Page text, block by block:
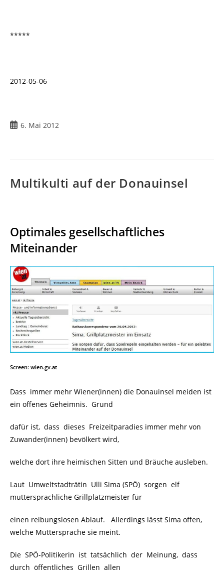
*****
2012-05-06
6. Mai 2012
Multikulti auf der Donauinsel
Optimales gesellschaftliches
Miteinander
Screen: wien.gv.at
Dass immer mehr Wiener(innen) die Donauinsel meiden ist
ein offenes Geheimnis. Grund
dafür ist, dass dieses Freizeitparadies immer mehr von
Zuwander(innen) bevölkert wird,
welche dort ihre heimischen Sitten und Bräuche ausleben.
Laut Umweltstadträtin Ulli Sima (SPÖ) sorgen elf
muttersprachliche Grillplatzmeister für
einen reibungslosen Ablauf. Allerdings lässt Sima offen,
welche Muttersprache sie meint.
Die SPÖ-Politikerin ist tatsächlich der Meinung, dass
durch öffentliches Grillen allen